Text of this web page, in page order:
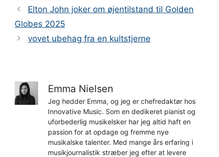
Elton John joker om øjentilstand til Golden
Globes 2025
vovet ubehag fra en kultstjerne
Emma Nielsen
Jeg hedder Emma, og jeg er chefredaktør hos
Innovative Music. Som en dedikeret pianist og
uforbederlig musikelsker har jeg altid haft en
passion for at opdage og fremme nye
musikalske talenter. Med mange års erfaring i
musikjournalistik stræber jeg efter at levere